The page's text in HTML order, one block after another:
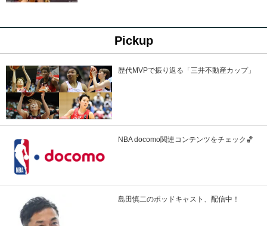
Pickup
歴代MVPで振り返る「三井不動産カップ」
NBA docomo関連コンテンツをチェック🏀
島田慎二のポッドキャスト、配信中！